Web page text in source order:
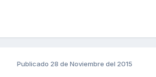
Publicado 28 de Noviembre del 2015